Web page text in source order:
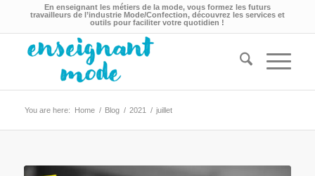
En enseignant les métiers de la mode, vous formez les futurs
travailleurs de l’industrie Mode/Confection, découvrez les services et
outils pour faciliter votre quotidien !
You are here: Home / Blog / 2021 / juillet